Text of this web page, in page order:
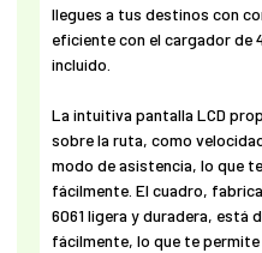
llegues a tus destinos con
eficiente con el cargador de
incluido.
La intuitiva pantalla LCD
sobre la ruta, como
modo de asistencia, lo que
fácilmente. El cuadro,
6061 ligera y duradera, está
fácilmente, lo que te